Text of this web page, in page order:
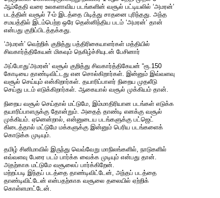
ஆம்தேதி வரை உலகளாவிய படங்களின் வசூல் பட்டியலில் ‘அமரன்’
படத்தின் வசூல் 7-ம் இடத்தை பிடித்து சாதனை புரிந்தது. அந்த
சமயத்தில் இடம்பெற்ற ஒரே தென்னிந்திய படம் ‘அமரன்’ தான்
என்பது குறிப்பிடத்தக்கது.
‘அமரன்’ வெற்றிக் குறித்து பத்திரிகையாளர்கள் மத்தியில்
சிவகார்த்திகேயன் மிகவும் நெகிழ்ச்சியுடன் பேசினார்
அப்போது‘அமரன்’ வசூல் குறித்து சிவகார்த்திகேயன் “ரூ.150
கோடியை தாண்டிவிட்டது என சொல்கிறார்கள். இன்னும் இவ்வளவு
வசூல் செய்யும் என்கிறார்கள். தயாரிப்பாளர் நிறைய முதலீடு
செய்து படம் எடுக்கிறார்கள். ஆகையால் வசூல் முக்கியம் தான்.
நிறைய வசூல் செய்தால் மட்டுமே, இம்மாதிரியான படங்கள் எடுக்க
தயாரிப்பாளருக்கு தோன்றும். அதைத் தாண்டி எனக்கு வசூல்
முக்கியம். ஏனென்றால், என்னுடைய படங்களுக்கு பட்ஜெட்
கிடைத்தால் மட்டுமே மக்களுக்கு இன்னும் பெரிய படங்களைக்
கொடுக்க முடியும்.
தமிழ் சினிமாவில் இருந்து வெவ்வேறு மாநிலங்களில், நாடுகளில்
எவ்வளவு பேரை படம் பார்க்க வைக்க முடியும் என்பது தான்.
அதற்காக மட்டுமே வசூலைப் பார்க்கிறேன்.
மற்றப்படி இந்தப் படத்தை தாண்டிவிட்டேன், அந்தப் படத்தை
தாண்டிவிட்டேன் என்பதற்காக வசூலை தலையில் ஏற்றிக்
கொள்ளமாட்டேன்.